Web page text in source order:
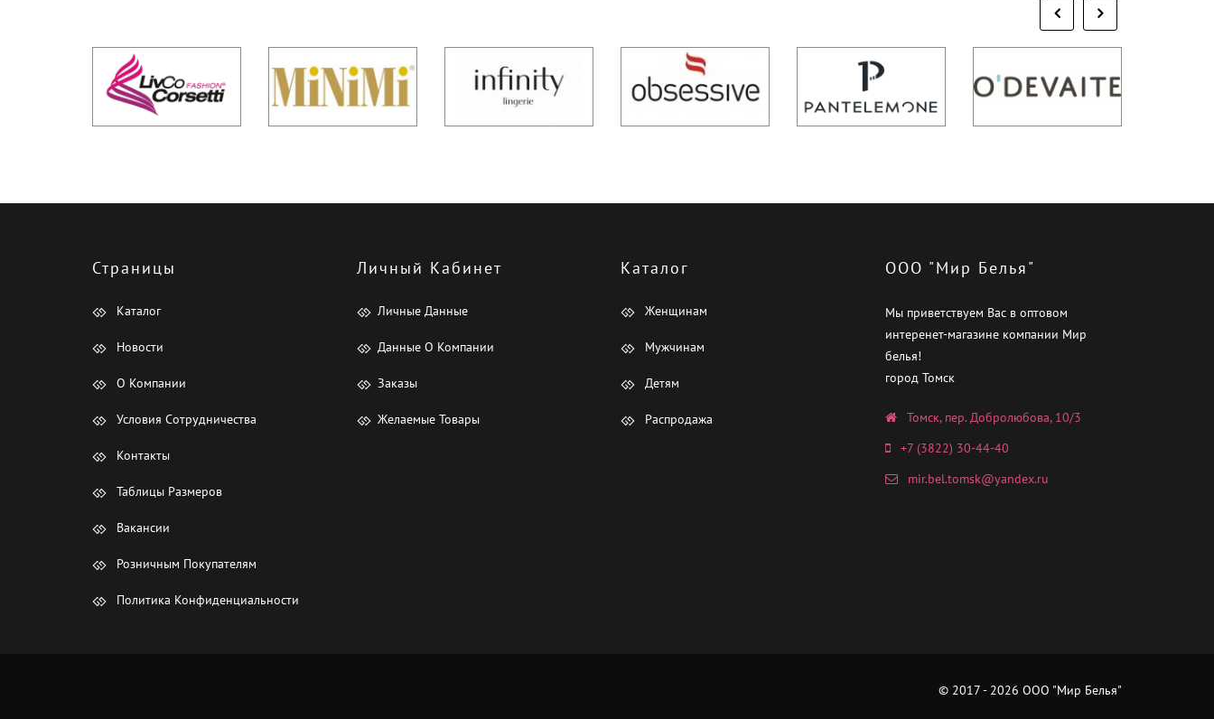
Страницы
Каталог
Новости
О Компании
Условия Сотрудничества
Контакты
Таблицы Размеров
Вакансии
Розничным Покупателям
Политика Конфиденциальности
Личный Кабинет
Личные Данные
Данные О Компании
Заказы
Желаемые Товары
Каталог
Женщинам
Мужчинам
Детям
Распродажа
ООО "Мир Белья"
Мы приветствуем Вас в оптовом
интеренет-магазине компании Мир
белья!
город Томск
Томск, пер. Добролюбова, 10/3
+7 (3822) 30-44-40
mir.bel.tomsk@yandex.ru
© 2017 - 2026 ООО "Мир Белья"